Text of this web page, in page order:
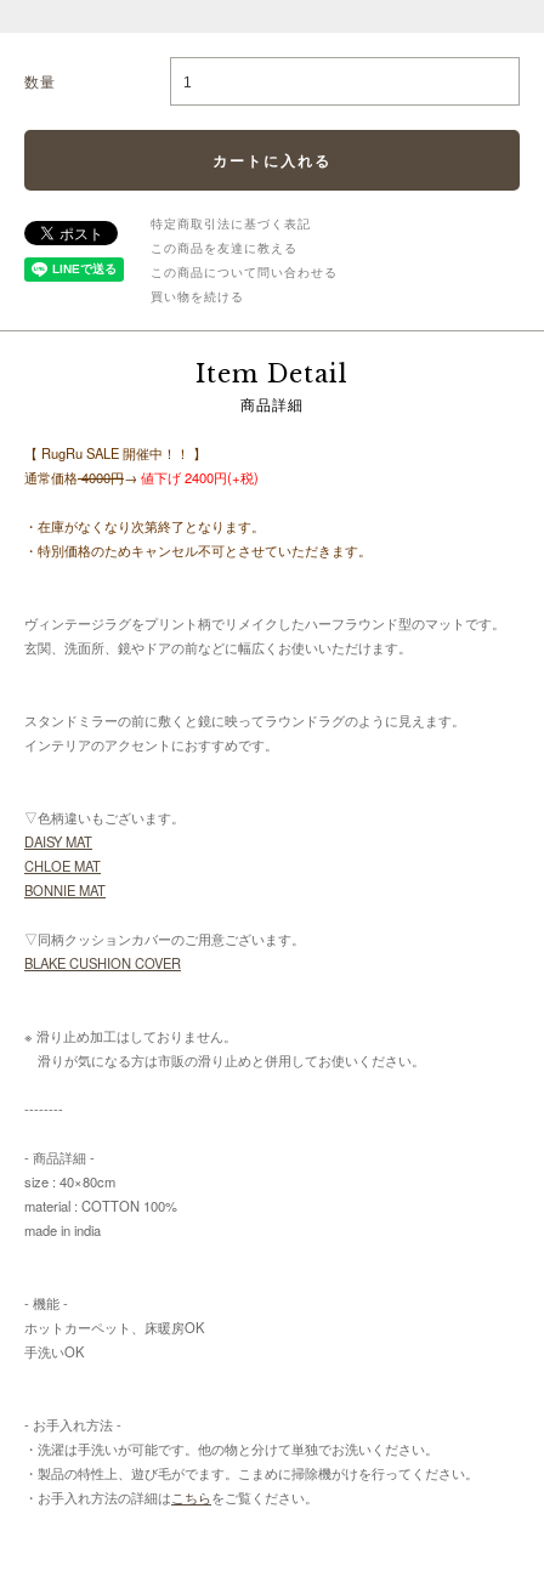
数量
特定商取引法に基づく表記
この商品を友達に教える
この商品について問い合わせる
買い物を続ける
Item Detail
商品詳細
【 RugRu SALE 開催中！！ 】
通常価格4000円→ 値下げ 2400円(+税)
・在庫がなくなり次第終了となります。
・特別価格のためキャンセル不可とさせていただきます。
ヴィンテージラグをプリント柄でリメイクしたハーフラウンド型のマットです。
玄関、洗面所、鏡やドアの前などに幅広くお使いいただけます。
スタンドミラーの前に敷くと鏡に映ってラウンドラグのように見えます。
インテリアのアクセントにおすすめです。
▽色柄違いもございます。
DAISY MAT
CHLOE MAT
BONNIE MAT
▽同柄クッションカバーのご用意ございます。
BLAKE CUSHION COVER
※ 滑り止め加工はしておりません。
滑りが気になる方は市販の滑り止めと併用してお使いください。
--------
- 商品詳細 -
size : 40×80cm
material : COTTON 100%
made in india
- 機能 -
ホットカーペット、床暖房OK
手洗いOK
- お手入れ方法 -
・洗濯は手洗いが可能です。他の物と分けて単独でお洗いください。
・製品の特性上、遊び毛がでます。こまめに掃除機がけを行ってください。
・お手入れ方法の詳細はこちらをご覧ください。